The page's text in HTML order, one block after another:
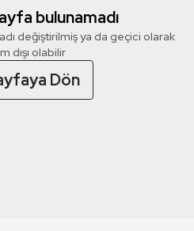
bulunamadı
adı değiştirilmiş ya da geçici olarak
dışı olabilir
Dön